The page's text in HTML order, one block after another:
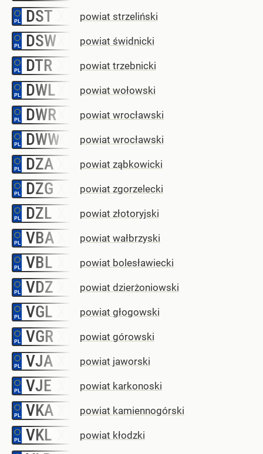
DST powiat strzeliński
DSW powiat świdnicki
DTR powiat trzebnicki
DWL powiat wołowski
DWR powiat wrocławski
DWW powiat wrocławski
DZA powiat ząbkowicki
DZG powiat zgorzelecki
DZL powiat złotoryjski
VBA powiat wałbrzyski
VBL powiat bolesławiecki
VDZ powiat dzierżoniowski
VGL powiat głogowski
VGR powiat górowski
VJA powiat jaworski
VJE powiat karkonoski
VKA powiat kamiennogórski
VKL powiat kłodzki